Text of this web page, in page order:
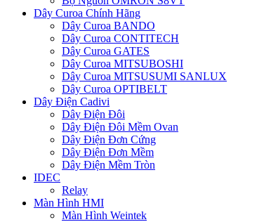
Dây Curoa Chính Hãng
Dây Curoa BANDO
Dây Curoa CONTITECH
Dây Curoa GATES
Dây Curoa MITSUBOSHI
Dây Curoa MITSUSUMI SANLUX
Dây Curoa OPTIBELT
Dây Điện Cadivi
Dây Điện Đôi
Dây Điện Đôi Mềm Ovan
Dây Điện Đơn Cứng
Dây Điện Đơn Mềm
Dây Điện Mềm Tròn
IDEC
Relay
Màn Hình HMI
Màn Hình Weintek